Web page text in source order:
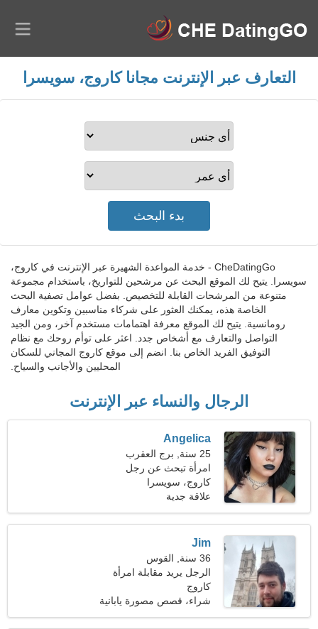
التعارف عبر الإنترنت مجانا كاروج، سويسرا
CheDatingGo - خدمة المواعدة الشهيرة عبر الإنترنت في كاروج،
سويسرا. يتيح لك الموقع البحث عن مرشحين للتواريخ، باستخدام مجموعة
متنوعة من المرشحات القابلة للتخصيص. بفضل عوامل تصفية البحث
الخاصة هذه، يمكنك العثور على شركاء مناسبين وتكوين معارف
رومانسية. يتيح لك الموقع معرفة اهتمامات مستخدم آخر، ومن الجيد
التواصل والتعارف مع أشخاص جدد. اعثر على توأم روحك مع نظام
التوفيق الفريد الخاص بنا. انضم إلى موقع كاروج المجاني للسكان
المحليين والأجانب والسياح.
الرجال والنساء عبر الإنترنت
Angelica
25 سنة, برج العقرب
امرأة تبحث عن رجل
كاروج، سويسرا
علاقة جدية
Jim
36 سنة, القوس
الرجل يريد مقابلة امرأة
كاروج
شراء، قصص مصورة يابانية